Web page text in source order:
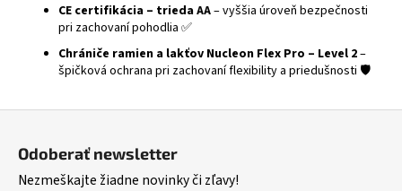
CE certifikácia – trieda AA– vyššia úroveň bezpečnosti
pri zachovaní pohodlia ✅
Chrániče ramien a lakťov Nucleon Flex Pro – Level 2–
špičková ochrana pri zachovaní flexibility a priedušnosti 🛡️
Odoberať newsletter
Nezmeškajte žiadne novinky či zľavy!